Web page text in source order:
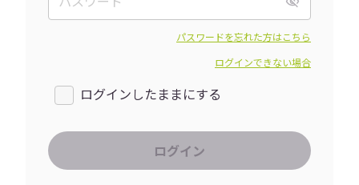
パスワードを忘れた方はこちら
ログインできない場合
ログインしたままにする